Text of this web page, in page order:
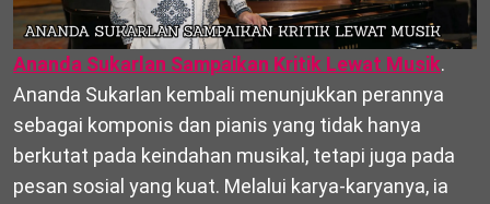
Ananda Sukarlan Sampaikan Kritik Lewat Musik.
Ananda Sukarlan kembali menunjukkan perannya
sebagai komponis dan pianis yang tidak hanya
berkutat pada keindahan musikal, tetapi juga pada
pesan sosial yang kuat. Melalui karya-karyanya, ia